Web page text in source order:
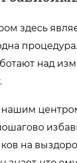
здесь
над
нашим
на